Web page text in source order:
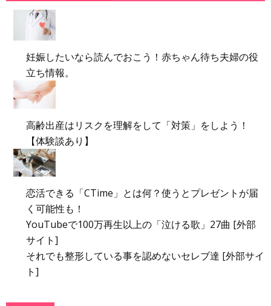
妊娠したいなら読んでおこう！赤ちゃん待ち夫婦の役
立ち情報。
高齢出産はリスクを理解をして「対策」をしよう！
【体験談あり】
恋活できる「CTime」とは何？使うとプレゼントが届
く可能性も！
YouTubeで100万再生以上の「泣ける歌」27曲 [外部
サイト]
それでも整形している事を認めないセレブ達 [外部サイ
ト]